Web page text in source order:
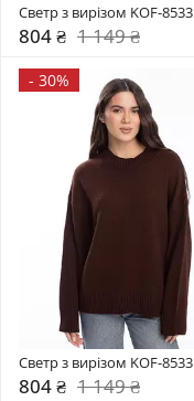
Светр з вирізом KOF-8533
804 ₴ 1 149 ₴
- 30%
Светр з вирізом KOF-8533
804 ₴ 1 149 ₴